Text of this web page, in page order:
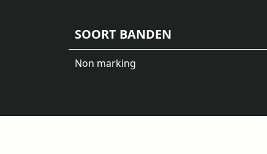
SOORT BANDEN
Non marking